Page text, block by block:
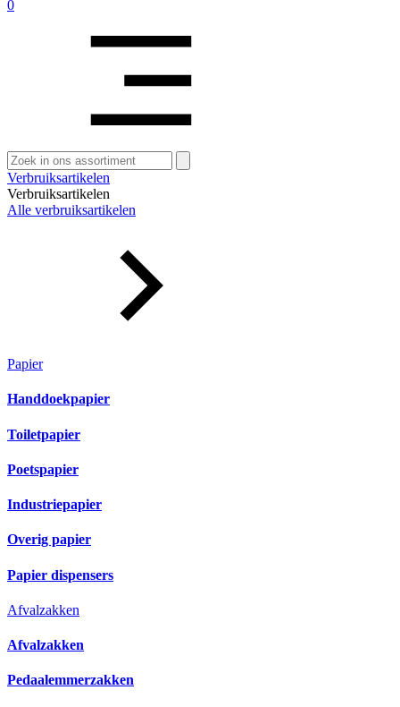
0
Zoeken
naar:
Verbruiksartikelen
Verbruiksartikelen
Alle verbruiksartikelen
Papier
Handdoekpapier
Toiletpapier
Poetspapier
Industriepapier
Overig papier
Papier dispensers
Afvalzakken
Afvalzakken
Pedaalemmerzakken